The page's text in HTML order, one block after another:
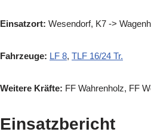
Einsatzort: Wesendorf, K7 ->
Fahrzeuge: LF 8, TLF 16/24 Tr.
Weitere Kräfte: FF Wahrenholz, FF
Einsatzbericht